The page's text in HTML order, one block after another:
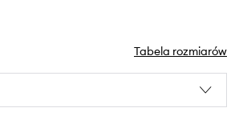
Tabela rozmiarów